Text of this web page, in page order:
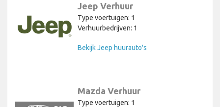
Jeep Verhuur
Type voertuigen: 1
Verhuurbedrijven: 1
Bekijk Jeep huurauto's
Mazda Verhuur
Type voertuigen: 1